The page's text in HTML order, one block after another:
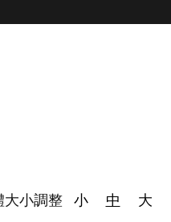
大小調整 小 中 大